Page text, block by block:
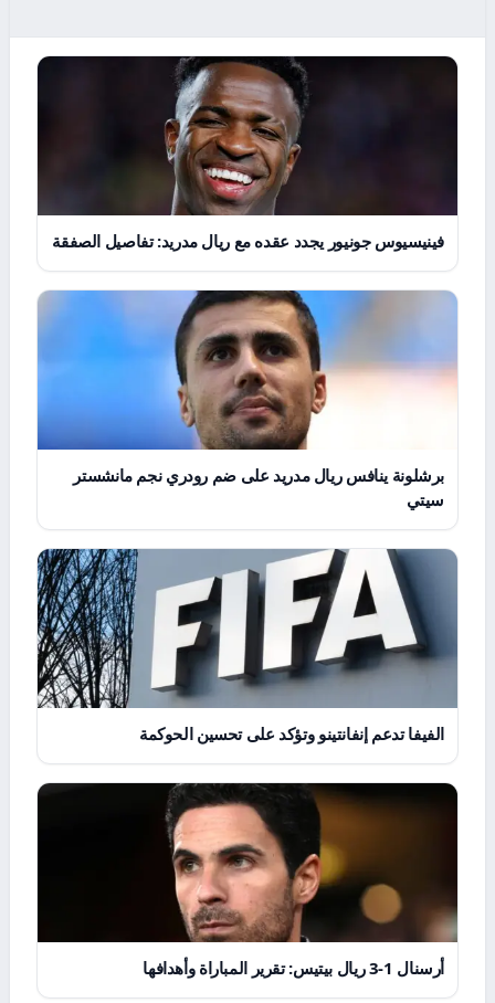
فينيسيوس جونيور يجدد عقده مع ريال مدريد: تفاصيل الصفقة
برشلونة ينافس ريال مدريد على ضم رودري نجم مانشستر
سيتي
الفيفا تدعم إنفانتينو وتؤكد على تحسين الحوكمة
أرسنال 1-3 ريال بيتيس: تقرير المباراة وأهدافها